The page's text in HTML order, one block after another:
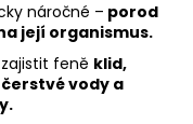
náročné – porod
její organismus.
feně klid,
vody a